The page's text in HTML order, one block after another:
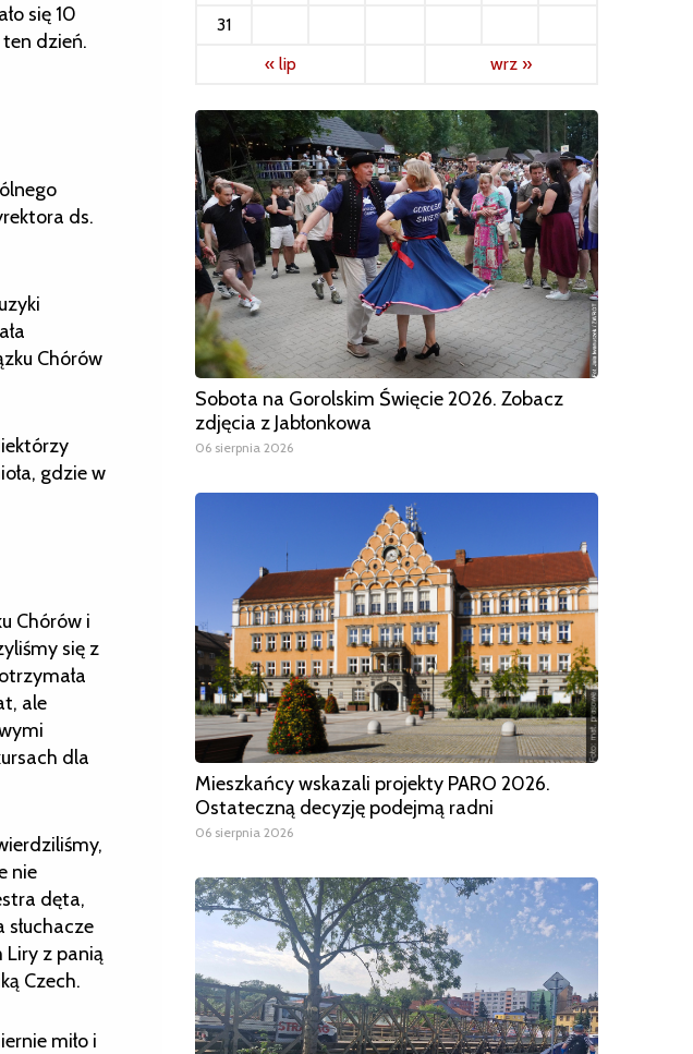
się 10
dzień.
ds.
Chórów
gdzie w
Chórów i
się z
ale
dla
nie
dęta,
Liry z panią
Czech.
miło i
31
« lip
wrz »
Sobota na Gorolskim Święcie 2026. Zobacz
zdjęcia z Jabłonkowa
06 sierpnia 2026
Mieszkańcy wskazali projekty PARO 2026.
Ostateczną decyzję podejmą radni
06 sierpnia 2026